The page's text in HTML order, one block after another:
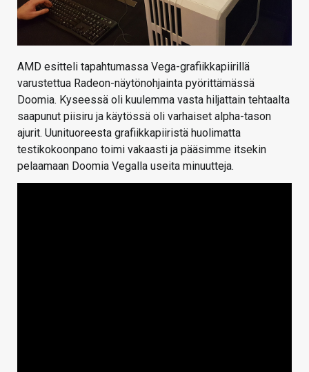
AMD esitteli tapahtumassa Vega-grafiikkapiirillä
varustettua Radeon-näytönohjainta pyörittämässä
Doomia. Kyseessä oli kuulemma vasta hiljattain tehtaalta
saapunut piisiru ja käytössä oli varhaiset alpha-tason
ajurit. Uunituoreesta grafiikkapiiristä huolimatta
testikokoonpano toimi vakaasti ja pääsimme itsekin
pelaamaan Doomia Vegalla useita minuutteja.